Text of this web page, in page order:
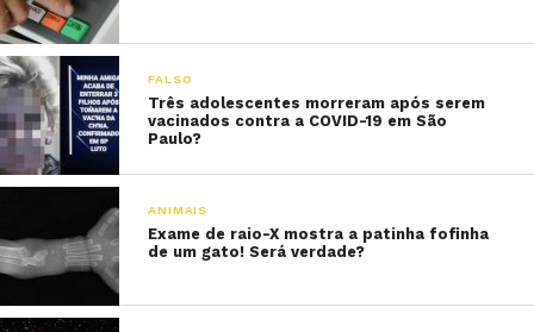
FALSO
Três adolescentes morreram após serem
vacinados contra a COVID-19 em São
Paulo?
ANIMAIS
Exame de raio-X mostra a patinha fofinha
de um gato! Será verdade?